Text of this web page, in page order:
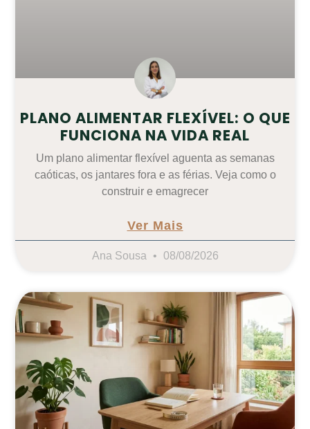
PLANO ALIMENTAR FLEXÍVEL: O QUE
FUNCIONA NA VIDA REAL
Um plano alimentar flexível aguenta as semanas
caóticas, os jantares fora e as férias. Veja como o
construir e emagrecer
Ver Mais
Ana Sousa 08/08/2026